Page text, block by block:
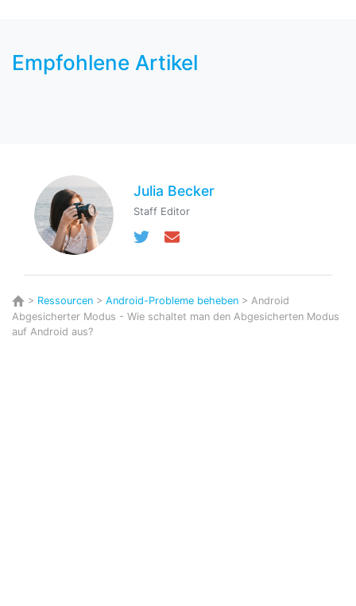
Empfohlene Artikel
Julia Becker
Staff Editor
> Ressourcen > Android-Probleme beheben > Android
Abgesicherter Modus - Wie schaltet man den Abgesicherten Modus
auf Android aus?